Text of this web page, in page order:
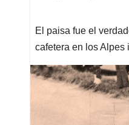
El paisa fue el
cafetera en los